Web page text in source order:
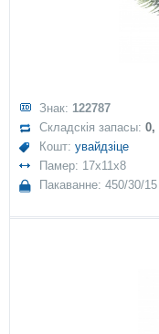
Знак: 122787
Складскія запасы:0,
Кошт:увайдзіце
Памер: 17x11x8
Пакаванне: 450/30/15